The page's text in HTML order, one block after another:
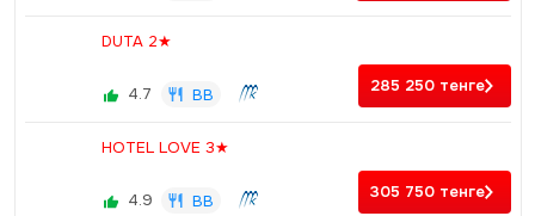
DUTA 2★
4.7 BB 285 250 тенге
HOTEL LOVE 3★
4.9 BB 305 750 тенге